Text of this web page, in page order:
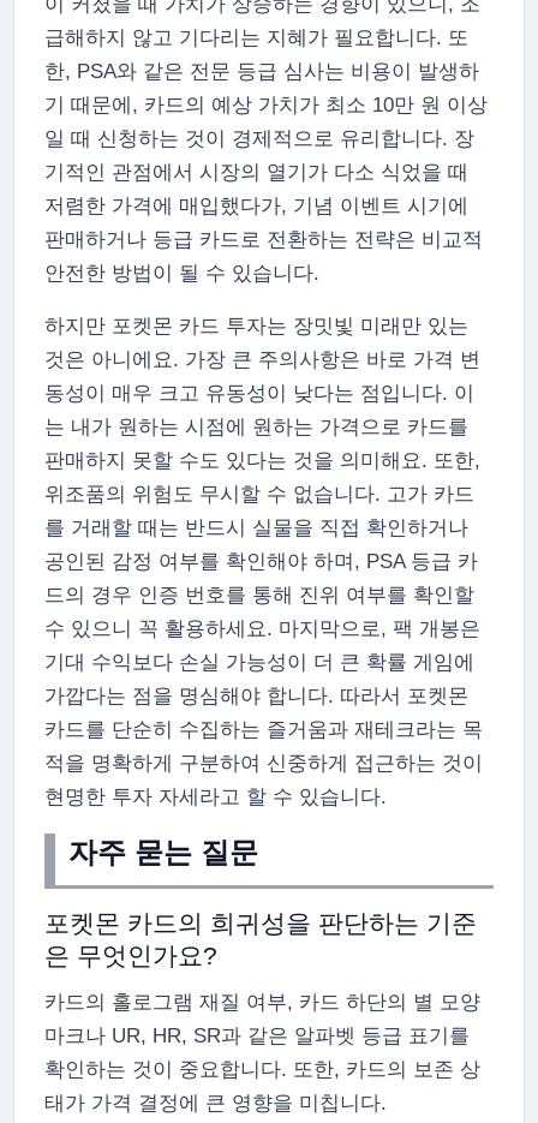
급해하지 않고 기다리는 지혜가 필요합니다. 또
한, PSA와 같은 전문 등급 심사는 비용이 발생하
기 때문에, 카드의 예상 가치가 최소 10만 원 이상
일 때 신청하는 것이 경제적으로 유리합니다. 장
기적인 관점에서 시장의 열기가 다소 식었을 때
저렴한 가격에 매입했다가, 기념 이벤트 시기에
판매하거나 등급 카드로 전환하는 전략은 비교적
안전한 방법이 될 수 있습니다.
하지만 포켓몬 카드 투자는 장밋빛 미래만 있는
것은 아니에요. 가장 큰 주의사항은 바로 가격 변
동성이 매우 크고 유동성이 낮다는 점입니다. 이
는 내가 원하는 시점에 원하는 가격으로 카드를
판매하지 못할 수도 있다는 것을 의미해요. 또한,
위조품의 위험도 무시할 수 없습니다. 고가 카드
를 거래할 때는 반드시 실물을 직접 확인하거나
공인된 감정 여부를 확인해야 하며, PSA 등급 카
드의 경우 인증 번호를 통해 진위 여부를 확인할
수 있으니 꼭 활용하세요. 마지막으로, 팩 개봉은
기대 수익보다 손실 가능성이 더 큰 확률 게임에
가깝다는 점을 명심해야 합니다. 따라서 포켓몬
카드를 단순히 수집하는 즐거움과 재테크라는 목
적을 명확하게 구분하여 신중하게 접근하는 것이
현명한 투자 자세라고 할 수 있습니다.
자주 묻는 질문
포켓몬 카드의 희귀성을 판단하는 기준
은 무엇인가요?
카드의 홀로그램 재질 여부, 카드 하단의 별 모양
마크나 UR, HR, SR과 같은 알파벳 등급 표기를
확인하는 것이 중요합니다. 또한, 카드의 보존 상
태가 가격 결정에 큰 영향을 미칩니다.